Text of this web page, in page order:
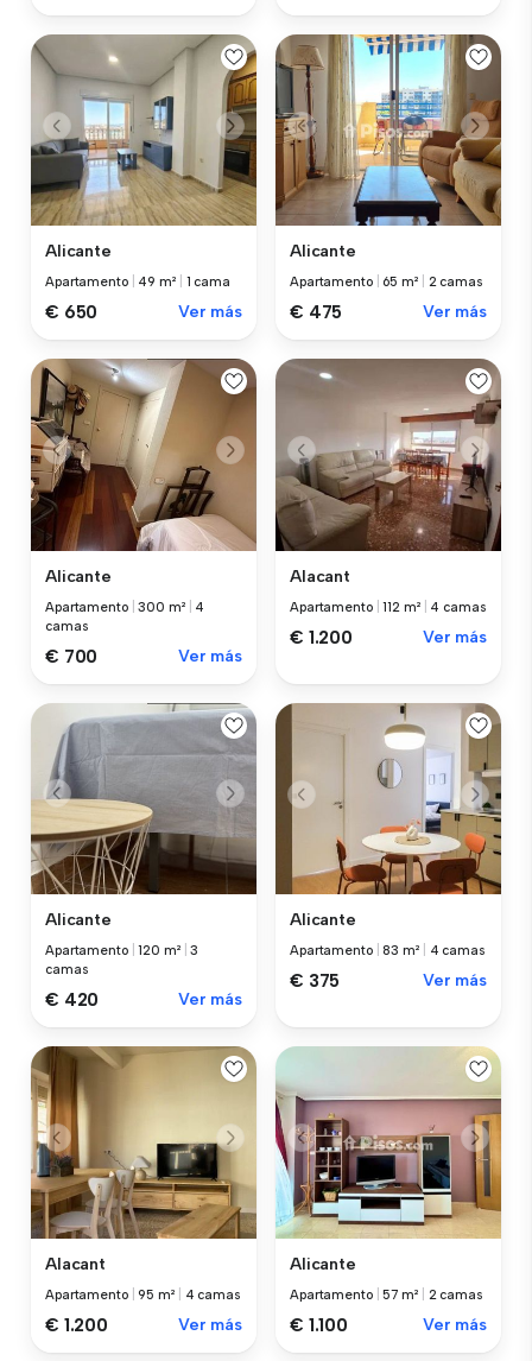
Alicante
Apartamento 49 m² 1 cama
€ 650 Ver más
Alicante
Apartamento 65 m² 2 camas
€ 475 Ver más
Alicante
Apartamento |300 m²
4
camas
€ 700 Ver más
Alacant
Apartamento |112 m² 4 camas
€ 1.200 Ver más
Alicante
Apartamento |120 m² |3
camas
€ 420 Ver más
Alicante
Apartamento |83 m² 4 camas
€ 375 Ver más
Alacant
Apartamento |95 m² 4 camas
€ 1.200 Ver más
Alicante
Apartamento |57 m² 2 camas
€ 1.100 Ver más